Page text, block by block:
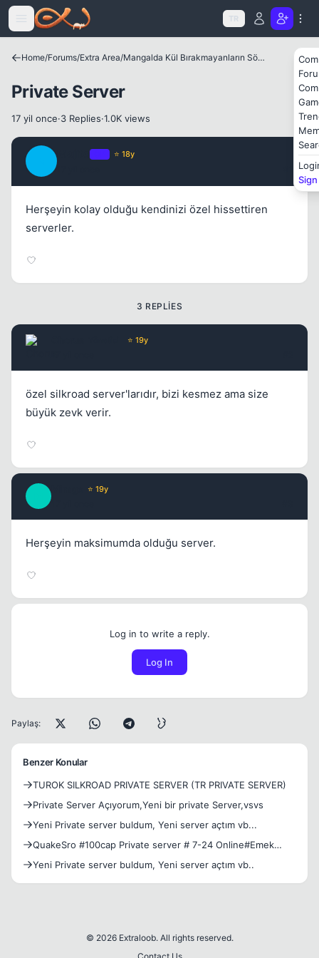
Icerige atla
TR
Home/Forums/Extra Area/ Mangalda Kül Bırakmayanların Sözlüğü
Private Server
17 yil once·3 Replies·1.0K views
⭐ 18y
Herşeyin kolay olduğu kendinizi özel hissettiren
serverler.
3 REPLIES
⭐ 19y
özel silkroad server'larıdır, bizi kesmez ama size
büyük zevk verir.
⭐ 19y
Herşeyin maksimumda olduğu server.
Kapat
Log in to write a reply.
Log In
Paylaş:
Benzer Konular
TUROK SILKROAD PRIVATE SERVER (TR PRIVATE SERVER)
Private Server Açıyorum,Yeni bir private Server,vsvs
Yeni Private server buldum, Yeni server açtım vb...
QuakeSro #100cap Private server # 7-24 Online#Emek
Server
Yeni Private server buldum, Yeni server açtım vb..
© 2026 Extraloob. All rights reserved.